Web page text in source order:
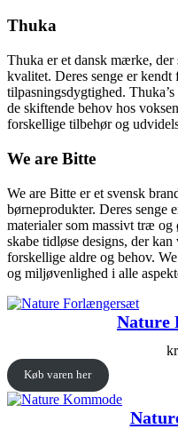
Thuka
Thuka er et dansk mærke,
kvalitet. Deres senge er
tilpasningsdygtighed.
de skiftende behov hos
forskellige tilbehør og
We are Bitte
We are Bitte er et svensk
børneprodukter. Deres senge
materialer som massivt træ
skabe tidløse designs, der
forskellige aldre og behov.
og miljøvenlighed i alle
Nature
Køb varen her